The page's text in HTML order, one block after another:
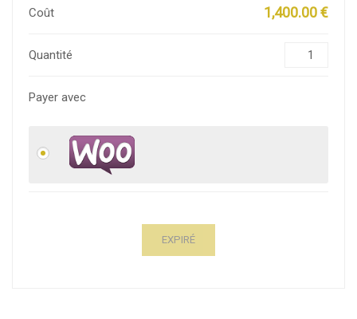
Coût 1,400.00 €
Quantité
Payer avec
EXPIRÉ